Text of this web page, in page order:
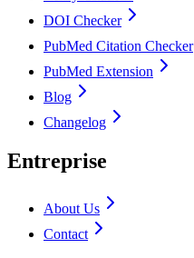
DOI Checker
PubMed Citation Checker
PubMed Extension
Blog
Changelog
Entreprise
About Us
Contact